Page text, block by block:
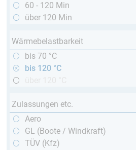
60 - 120 Min
über 120 Min
Wärmebelastbarkeit
bis 70 °C
bis 120 °C
Zulassungen etc.
Aero
GL (Boote / Windkraft)
TÜV (Kfz)